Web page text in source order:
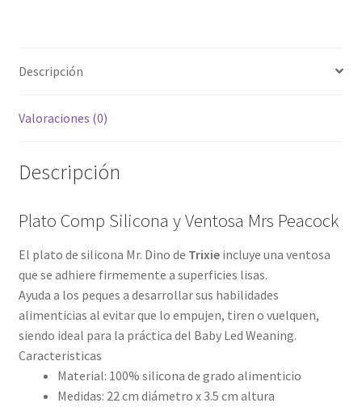
Descripción
Valoraciones (0)
Descripción
Plato Comp Silicona y Ventosa Mrs Peacock
El plato de silicona Mr. Dino de Trixieincluye una ventosa
que se adhiere firmemente a superficies lisas.
Ayuda a los peques a desarrollar sus habilidades
alimenticias al evitar que lo empujen, tiren o vuelquen,
siendo ideal para la práctica del Baby Led Weaning.
Caracteristicas
Material: 100% silicona de grado alimenticio
Medidas: 22 cm diámetro x 3.5 cm altura